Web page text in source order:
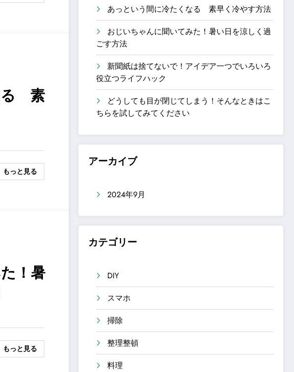
る 素
もっと見る
！暑
もっと見る
あっという間に冷たくなる 素早く冷やす方法
おじいちゃんに聞いてみた！暑い日を涼しく過
ごす方法
新聞紙は捨てないで！アイデア一つでいろいろ
役立つライフハック
どうしても目が閉じてしまう！そんなときはこ
ちらを試してみてください
アーカイブ
2024年9月
カテゴリー
DIY
スマホ
掃除
整理整頓
料理